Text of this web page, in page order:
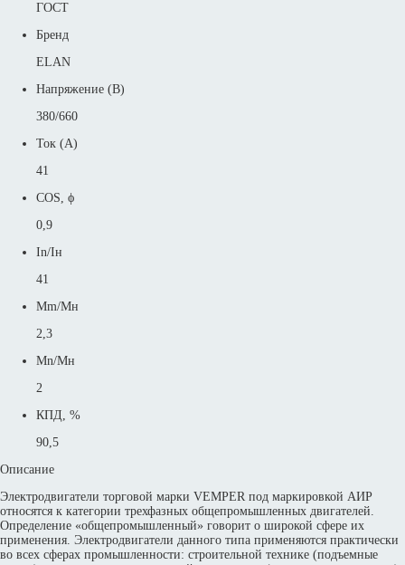
ГОСТ
Бренд
ELAN
Напряжение (В)
380/660
Ток (А)
41
COS, ϕ
0,9
In/Iн
41
Mm/Mн
2,3
Mn/Mн
2
КПД, %
90,5
Описание
Электродвигатели торговой марки VEMPER под маркировкой АИР
относятся к категории трехфазных общепромышленных двигателей.
Определение «общепромышленный» говорит о широкой сфере их
применения. Электродвигатели данного типа применяются практически
во всех сферах промышленности: строительной технике (подъемные